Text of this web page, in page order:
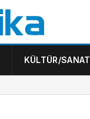
KÜLTÜR/SANAT